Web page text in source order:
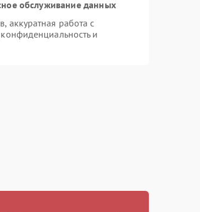
обслуживание данных
аккуратная работа с
и